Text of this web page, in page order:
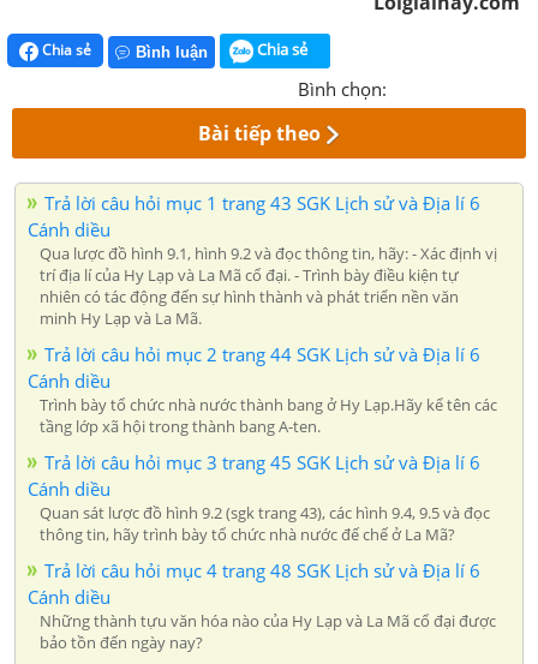
Chia sẻ Bình luận Chia sẻ
Bình chọn:
Bài tiếp theo
Trả lời câu hỏi mục 1 trang 43 SGK Lịch sử và Địa lí 6
Cánh diều
Qua lược đồ hình 9.1, hình 9.2 và đọc thông tin, hãy: - Xác định vị
trí địa lí của Hy Lạp và La Mã cổ đại. - Trình bày điều kiện tự
nhiên có tác động đến sự hình thành và phát triển nền văn
minh Hy Lạp và La Mã.
Trả lời câu hỏi mục 2 trang 44 SGK Lịch sử và Địa lí 6
Cánh diều
Trình bày tổ chức nhà nước thành bang ở Hy Lạp.Hãy kể tên các
tầng lớp xã hội trong thành bang A-ten.
Trả lời câu hỏi mục 3 trang 45 SGK Lịch sử và Địa lí 6
Cánh diều
Quan sát lược đồ hình 9.2 (sgk trang 43), các hình 9.4, 9.5 và đọc
thông tin, hãy trình bày tổ chức nhà nước đế chế ở La Mã?
Trả lời câu hỏi mục 4 trang 48 SGK Lịch sử và Địa lí 6
Cánh diều
Những thành tựu văn hóa nào của Hy Lạp và La Mã cổ đại được
bảo tồn đến ngày nay?